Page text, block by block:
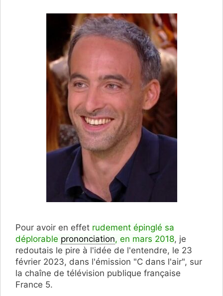
Pour avoir en effet rudement épinglé sa
déplorable prononciation, en mars 2018, je
redoutais le pire à l'idée de l'entendre, le 23
février 2023, dans l'émission "C dans l'air", sur
la chaîne de télévision publique française
France 5.